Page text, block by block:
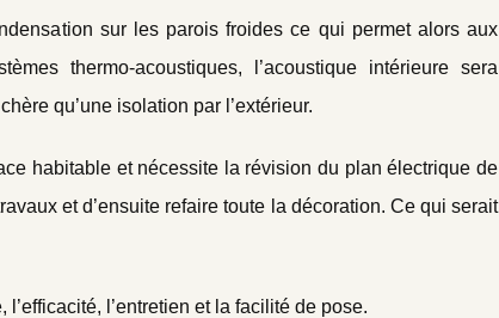
sur les parois froides ce qui permet alors aux
thermo-acoustiques, l’acoustique intérieure sera
qu’une isolation par l’extérieur.
habitable et nécessite la révision du plan électrique de
et d’ensuite refaire toute la décoration. Ce qui serait
l’entretien et la facilité de pose.